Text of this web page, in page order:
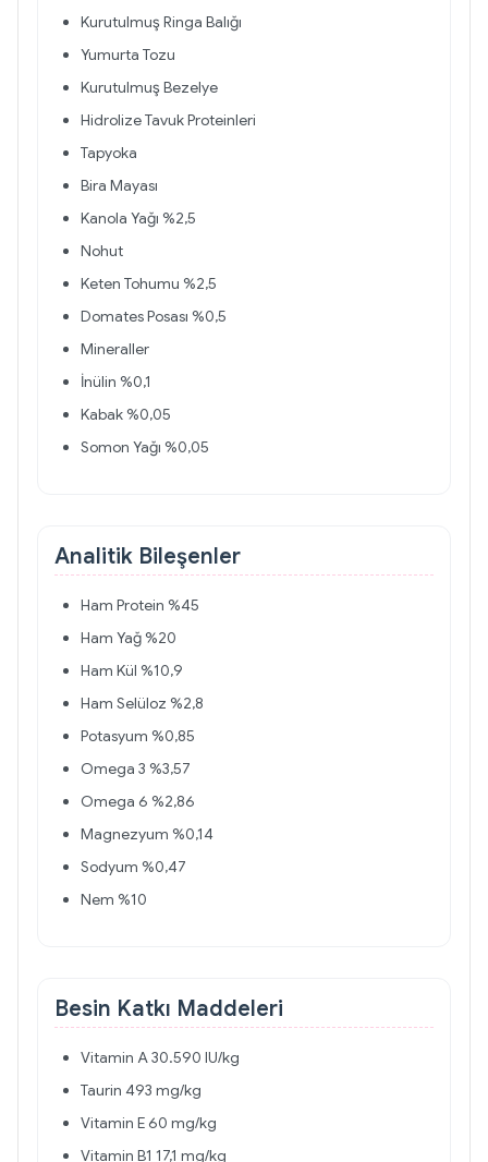
Kurutulmuş Ringa Balığı
Yumurta Tozu
Kurutulmuş Bezelye
Hidrolize Tavuk Proteinleri
Tapyoka
Bira Mayası
Kanola Yağı %2,5
Nohut
Keten Tohumu %2,5
Domates Posası %0,5
Mineraller
İnülin %0,1
Kabak %0,05
Somon Yağı %0,05
Analitik Bileşenler
Ham Protein %45
Ham Yağ %20
Ham Kül %10,9
Ham Selüloz %2,8
Potasyum %0,85
Omega 3 %3,57
Omega 6 %2,86
Magnezyum %0,14
Sodyum %0,47
Nem %10
Besin Katkı Maddeleri
Vitamin A 30.590 IU/kg
Taurin 493 mg/kg
Vitamin E 60 mg/kg
Vitamin B1 17,1 mg/kg